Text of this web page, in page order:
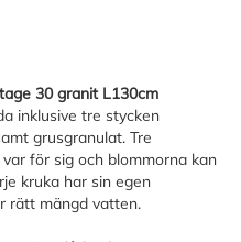
30 granit L130cm
inklusive tre stycken
grusgranulat. Tre
för sig och blommorna kan
kruka har sin egen
rätt mängd vatten.